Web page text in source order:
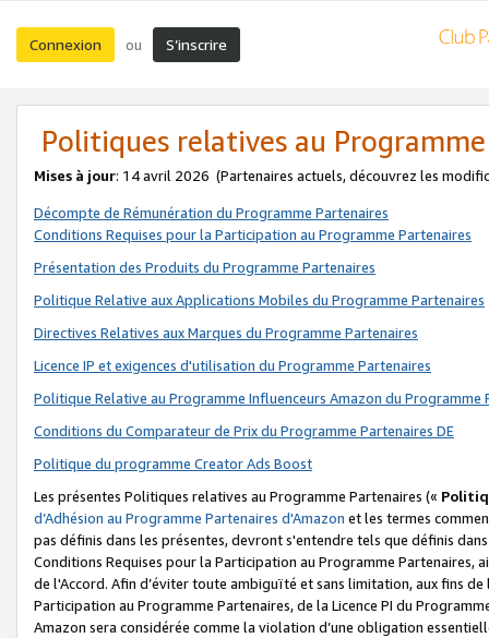
Connexion ou S’inscrire
Politiques relatives au
Mises à jour: 14 avril 2026 (Partenaires actuels, découvrez les
Décompte de Rémunération du Programme Partenaires
Conditions Requises pour la Participation au Programme Partenaires
Présentation des Produits du Programme Partenaires
Politique Relative aux Applications Mobiles du Programme Partenaires
Directives Relatives aux Marques du Programme Partenaires
Licence IP et exigences d'utilisation du Programme Partenaires
Politique Relative au Programme Influenceurs Amazon du Programme
Conditions du Comparateur de Prix du Programme Partenaires DE
Politique du programme Creator Ads Boost
Les présentes Politiques relatives au Programme Partenaires («
d’Adhésion au Programme Partenaires d'Amazon et les termes
pas définis dans les présentes, devront s'entendre tels que définis
Conditions Requises pour la Participation au Programme Partenaires,
de l'Accord. Afin d’éviter toute ambiguïté et sans limitation, aux fins
Participation au Programme Partenaires, de la Licence PI du
Amazon sera considérée comme la violation d’une obligation